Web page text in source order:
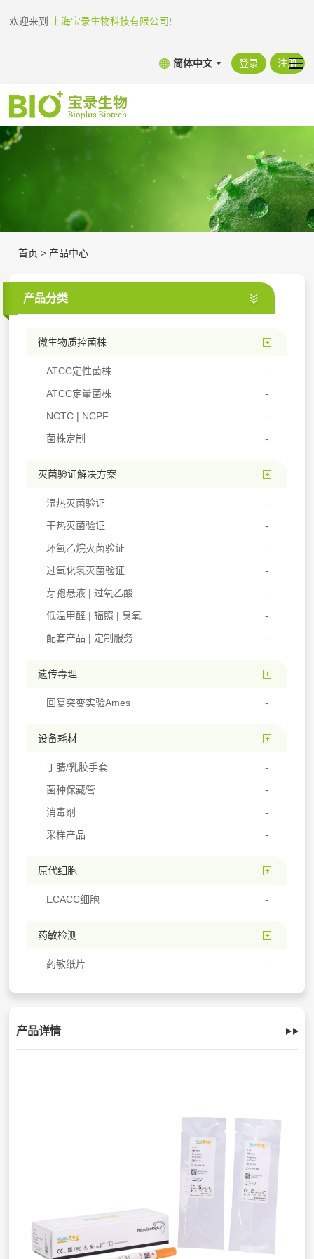
欢迎来到 上海宝录生物科技有限公司!
简体中文 登录 注册
首页 > 产品中心
产品分类
微生物质控菌株
ATCC定性菌株
ATCC定量菌株
NCTC | NCPF
菌株定制
灭菌验证解决方案
湿热灭菌验证
干热灭菌验证
环氧乙烷灭菌验证
过氧化氢灭菌验证
芽孢悬液 | 过氧乙酸
低温甲醛 | 辐照 | 臭氧
配套产品 | 定制服务
遗传毒理
回复突变实验Ames
设备耗材
丁腈/乳胶手套
菌种保藏管
消毒剂
采样产品
原代细胞
ECACC细胞
药敏检测
药敏纸片
产品详情